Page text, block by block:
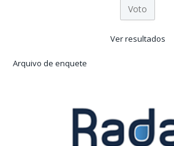
Ver resultados
Arquivo de enquete